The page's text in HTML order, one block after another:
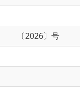
2026-05-28
2026-04-16
2026-04-16